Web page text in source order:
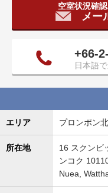
空室状況確
メー
+66-
日本語
エリア プロンポン
所在地
16 スクンビ
ンコク
Nuea,